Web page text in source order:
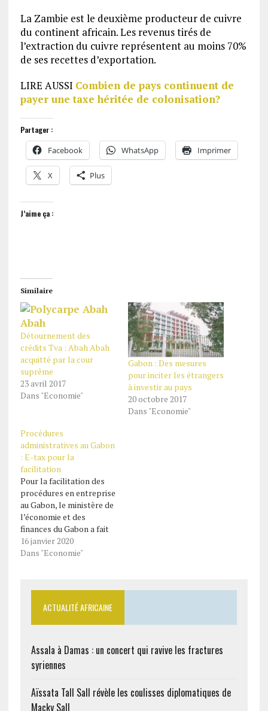
La Zambie est le deuxième producteur de cuivre
du continent africain. Les revenus tirés de
l’extraction du cuivre représentent au moins 70%
de ses recettes d’exportation.
LIRE AUSSI Combien de pays continuent de
payer une taxe héritée de colonisation?
Partager :
Facebook WhatsApp Imprimer
X Plus
J’aime ça :
Similaire
Détournement des
crédits Tva : Abah Abah
acquitté par la cour
suprême
23 avril 2017
Dans "Economie"
Gabon : Des mesures
pour inciter les étrangers
à investir au pays
20 octobre 2017
Dans "Economie"
Procédures
administratives au Gabon
: E-tax pour la
facilitation
Pour la facilitation des
procédures en entreprise
au Gabon, le ministère de
l’économie et des
finances du Gabon a fait
l’option des actions en
ligne : E-tax que cela
ligne dédié aux
entreprises pour la
déclaration et le
paiement de leurs
16 janvier 2020
Dans "Economie"
ACTUALITÉ AFRICAINE
Assala à Damas : un concert qui ravive les fractures
syriennes
Aïssata Tall Sall révèle les coulisses diplomatiques de
Macky Sall